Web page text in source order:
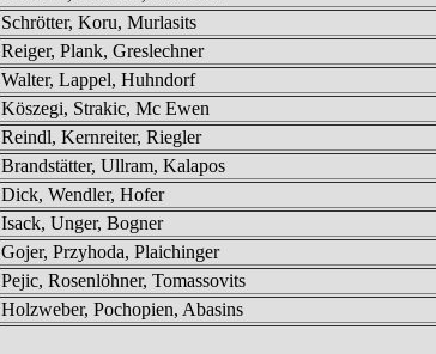
Schrötter, Koru, Murlasits
Reiger, Plank, Greslechner
Walter, Lappel, Huhndorf
Köszegi, Strakic, Mc Ewen
Reindl, Kernreiter, Riegler
Brandstätter, Ullram, Kalapos
Dick, Wendler, Hofer
Isack, Unger, Bogner
Gojer, Przyhoda, Plaichinger
Pejic, Rosenlöhner, Tomassovits
Holzweber, Pochopien, Abasins